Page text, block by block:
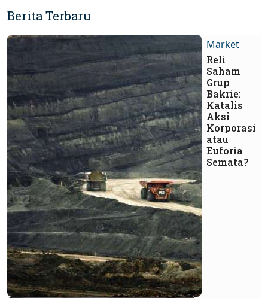
Berita Terbaru
Market
Reli
Saham
Grup
Bakrie:
Katalis
Aksi
Korporasi
atau
Euforia
Semata?